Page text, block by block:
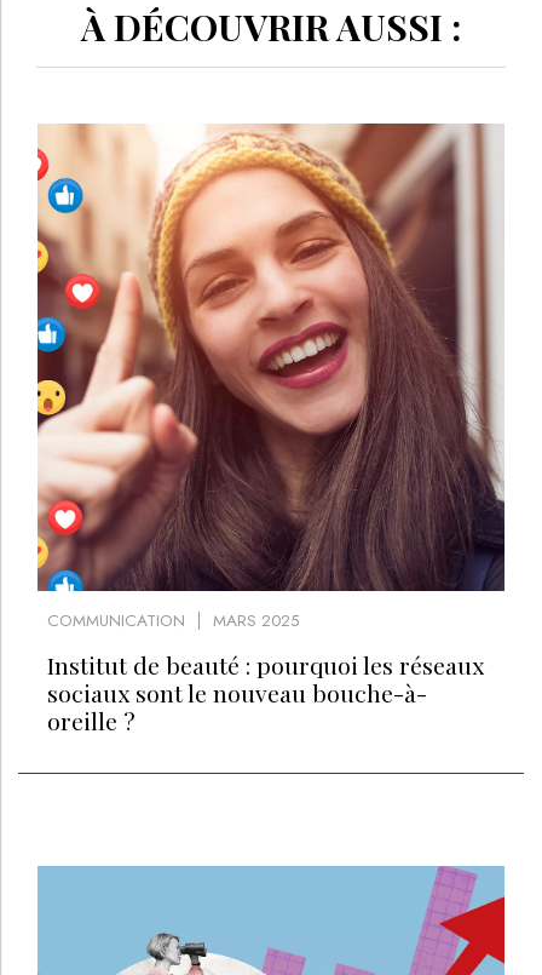
À DÉCOUVRIR AUSSI :
COMMUNICATION MARS 2025
Institut de beauté : pourquoi les réseaux
sociaux sont le nouveau bouche-à-
oreille ?